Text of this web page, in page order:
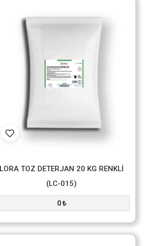
LORA TOZ DETERJAN 20 KG RENKLİ
(LC-015)
0 ₺